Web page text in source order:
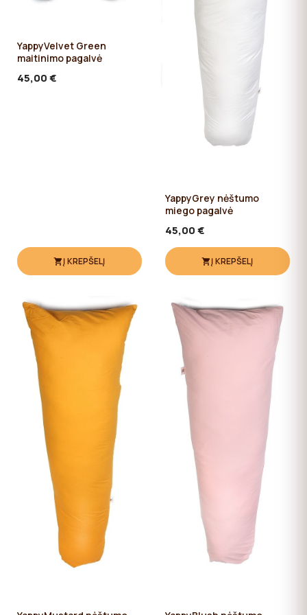
YappyVelvet Green
maitinimo pagalvė
45,00 €
Į KREPŠELĮ
YappyGrey nėštumo
miego pagalvė
45,00 €
Į KREPŠELĮ